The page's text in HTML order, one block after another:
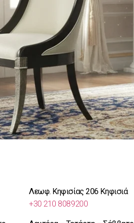
Λεωφ. Κηφισίας 206 Κηφισιά
+30 210 8089200